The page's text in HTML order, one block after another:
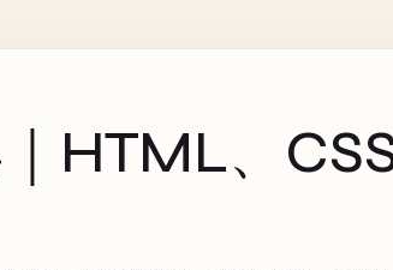
HTML、CSS